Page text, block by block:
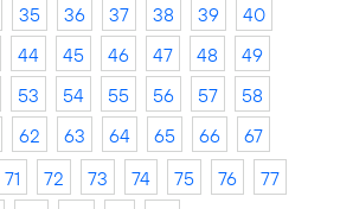
35 36 37 38 39
40
44 45 46 47 48
49
53 54 55 56 57
58
62 63 64 65 66
67
71 72 73 74 75 76
77